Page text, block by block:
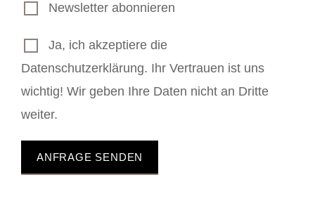
Newsletter abonnieren
Ja, ich akzeptiere die
Datenschutzerklärung. Ihr Vertrauen ist uns
wichtig! Wir geben Ihre Daten nicht an Dritte
weiter.